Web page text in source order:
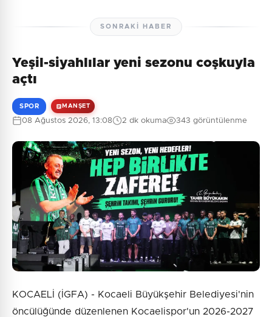
SONRAKI HABER
Yeşil-siyahlılar yeni sezonu coşkuyla
açtı
SPOR MANŞET
08 Ağustos 2026, 13:08 2 dk okuma 343 görüntülenme
KOCAELİ (İGFA) - Kocaeli Büyükşehir Belediyesi'nin
öncülüğünde düzenlenen Kocaelispor'un 2026-2027